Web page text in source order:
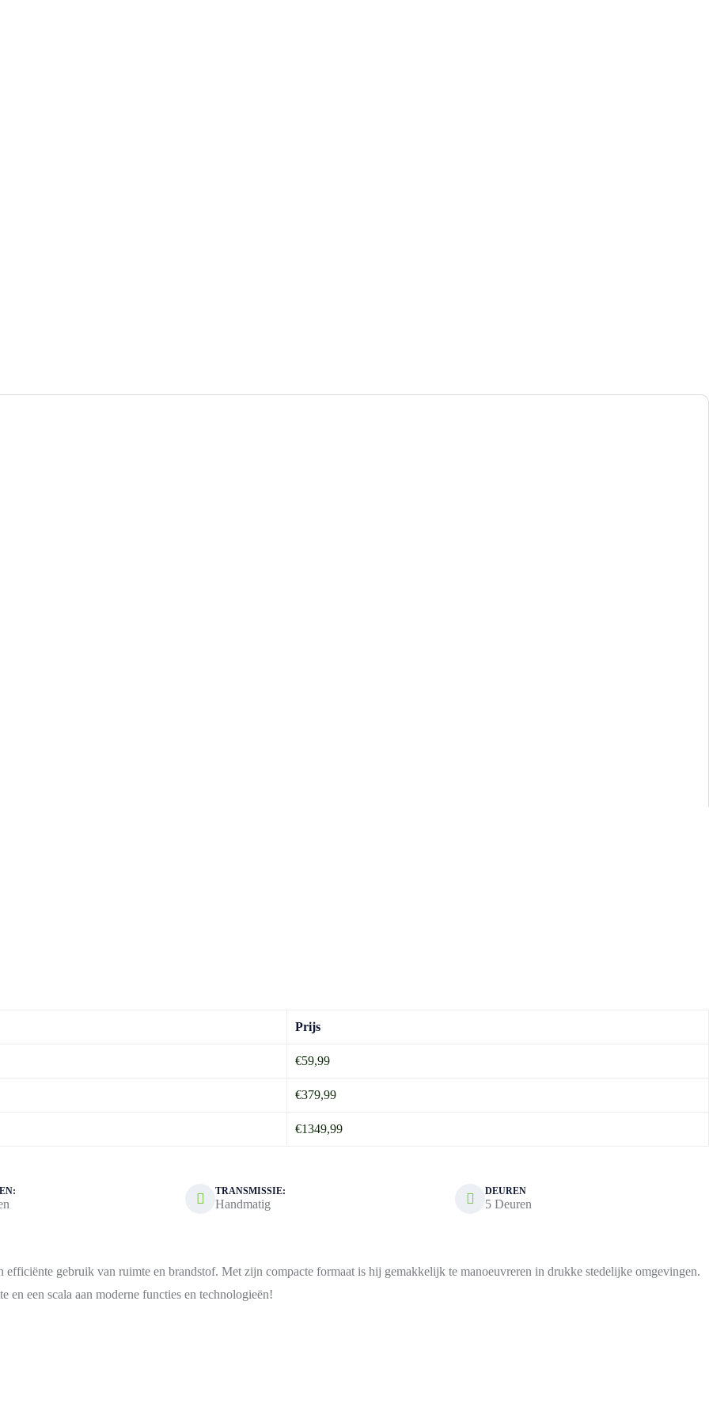
Prijs
€59,99
€379,99
€1349,99
TRANSMISSIE:
Handmatig
DEUREN
5 Deuren
efficiënte gebruik van ruimte en brandstof. Met zijn compacte formaat is hij gemakkelijk te manoeuvreren in drukke stedelijke omgevingen.
een scala aan moderne functies en technologieën!